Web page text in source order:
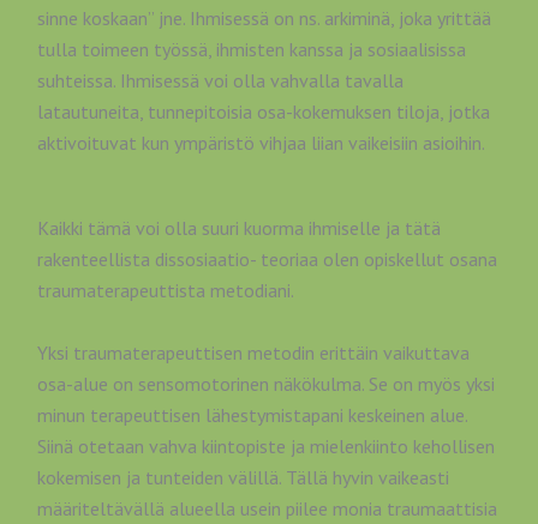
sinne koskaan” jne. Ihmisessä on ns. arkiminä, joka yrittää
tulla toimeen työssä, ihmisten kanssa ja sosiaalisissa
suhteissa. Ihmisessä voi olla vahvalla tavalla
latautuneita, tunnepitoisia osa-kokemuksen tiloja, jotka
aktivoituvat kun ympäristö vihjaa liian vaikeisiin asioihin.
Kaikki tämä voi olla suuri kuorma ihmiselle ja tätä
rakenteellista dissosiaatio- teoriaa olen opiskellut osana
traumaterapeuttista metodiani.
Yksi traumaterapeuttisen metodin erittäin vaikuttava
osa-alue on sensomotorinen näkökulma. Se on myös yksi
minun terapeuttisen lähestymistapani keskeinen alue.
Siinä otetaan vahva kiintopiste ja mielenkiinto kehollisen
kokemisen ja tunteiden välillä. Tällä hyvin vaikeasti
määriteltävällä alueella usein piilee monia traumaattisia